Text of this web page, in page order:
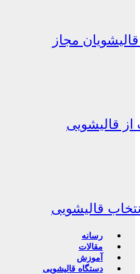
مجاز
قالیشویی
قالیشویی
رسانه
مقالات
آموزش
دستگاه قالیشویی